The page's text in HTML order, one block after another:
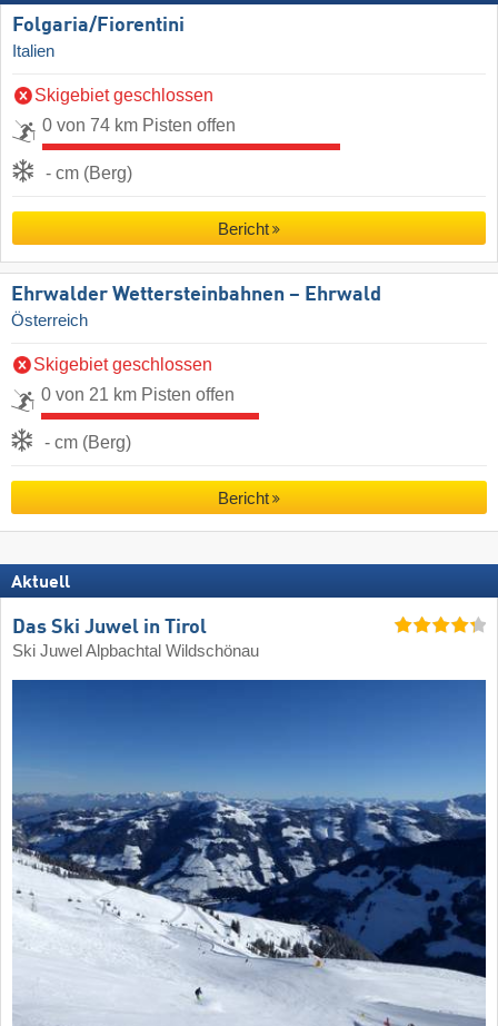
Folgaria/​Fiorentini
Italien
Skigebiet geschlossen
0 von 74 km Pisten offen
- cm (Berg)
Bericht
Ehrwalder Wettersteinbahnen – Ehrwald
Österreich
Skigebiet geschlossen
0 von 21 km Pisten offen
- cm (Berg)
Bericht
Aktuell
Das Ski Juwel in Tirol
Ski Juwel Alpbachtal Wildschönau